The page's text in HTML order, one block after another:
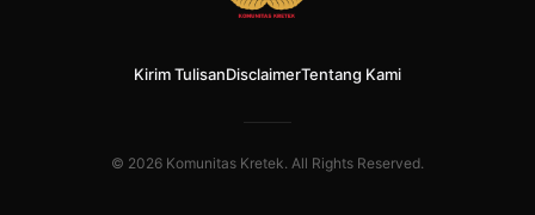
Kirim TulisanDisclaimerTentang Kami
© 2026 Komunitas Kretek. All Rights Reserved.